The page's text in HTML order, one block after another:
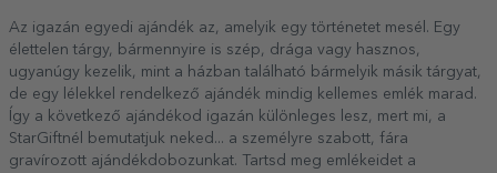
Az igazán egyedi ajándék az, amelyik egy történetet mesél. Egy
élettelen tárgy, bármennyire is szép, drága vagy hasznos,
ugyanúgy kezelik, mint a házban található bármelyik másik tárgyat,
de egy lélekkel rendelkező ajándék mindig kellemes emlék marad.
Így a következő ajándékod igazán különleges lesz, mert mi, a
StarGiftnél bemutatjuk neked... a személyre szabott, fára
gravírozott ajándékdobozunkat. Tartsd meg emlékeidet a